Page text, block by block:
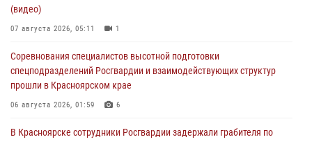
(видео)
07 августа 2026, 05:11 1
Соревнования специалистов высотной подготовки
спецподразделений Росгвардии и взаимодействующих структур
прошли в Красноярском крае
06 августа 2026, 01:59 6
В Красноярске сотрудники Росгвардии задержали грабителя по